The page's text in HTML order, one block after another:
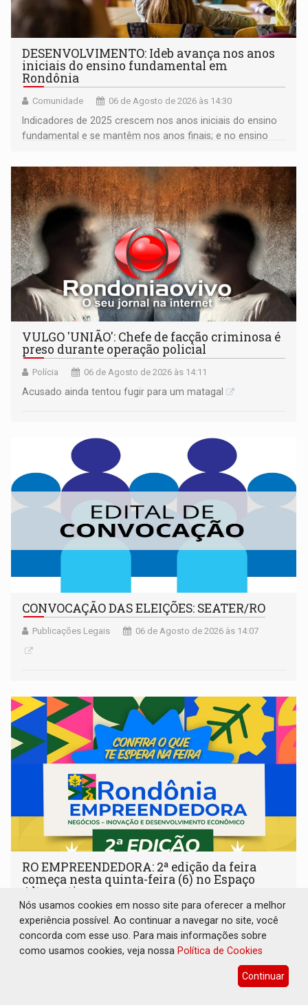
DESENVOLVIMENTO: Ideb avança nos anos
iniciais do ensino fundamental em
Rondônia
Comunidade 06 de Agosto de 2026 às 14:30
Indicadores de 2025 crescem nos anos iniciais do ensino
fundamental e se mantêm nos anos finais; e no ensino
VULGO 'UNIÃO': Chefe de facção criminosa é
preso durante operação policial
Polícia 06 de Agosto de 2026 às 14:11
Acusado ainda tentou fugir para um matagal
CONVOCAÇÃO DAS ELEIÇÕES: SEATER/RO
Publicações Legais 06 de Agosto de 2026 às 14:07
RO EMPREENDEDORA: 2ª edição da feira
começa nesta quinta-feira (6) no Espaço
Alternativo
Cultura 06 de Agosto de 2026 às 13:46
Com entrada gratuita, o evento de quatro dias destaca a
inovação regional, o artesanato, a gastronomia e
promove a feira de adoção responsável de animais
Nós usamos cookies em nosso site para oferecer a melhor
experiência possível. Ao continuar a navegar no site, você
concorda com esse uso. Para mais informações sobre
como usamos cookies, veja nossa Política de Cookies
Continuar